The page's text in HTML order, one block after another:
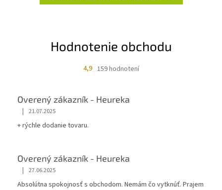
Hodnotenie obchodu
4,9 159 hodnotení
Overený zákazník - Heureka
| 21.07.2025
+ rýchle dodanie tovaru.
Overený zákazník - Heureka
| 27.06.2025
Absolútna spokojnosť s obchodom. Nemám čo vytknúť. Prajem